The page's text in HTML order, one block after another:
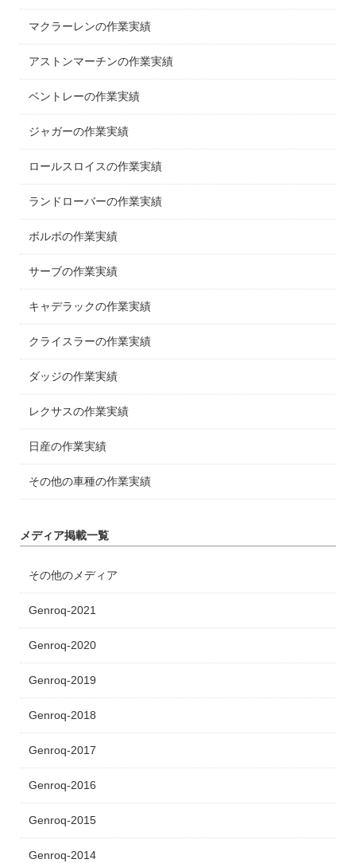
マクラーレンの作業実績
アストンマーチンの作業実績
ベントレーの作業実績
ジャガーの作業実績
ロールスロイスの作業実績
ランドローバーの作業実績
ボルボの作業実績
サーブの作業実績
キャデラックの作業実績
クライスラーの作業実績
ダッジの作業実績
レクサスの作業実績
日産の作業実績
その他の車種の作業実績
メディア掲載一覧
その他のメディア
Genroq-2021
Genroq-2020
Genroq-2019
Genroq-2018
Genroq-2017
Genroq-2016
Genroq-2015
Genroq-2014